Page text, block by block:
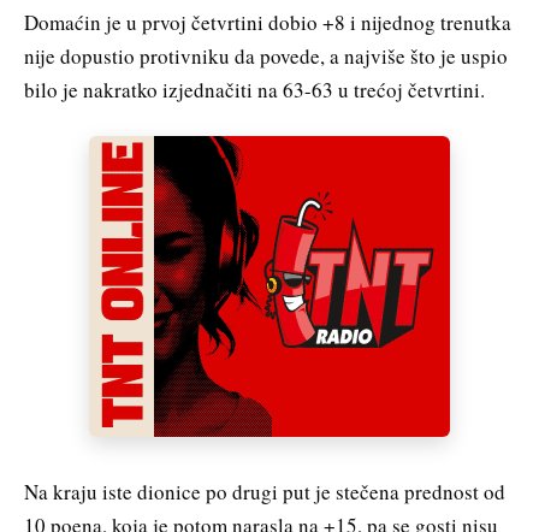
Domaćin je u prvoj četvrtini dobio +8 i nijednog trenutka
nije dopustio protivniku da povede, a najviše što je uspio
bilo je nakratko izjednačiti na 63-63 u trećoj četvrtini.
Na kraju iste dionice po drugi put je stečena prednost od
10 poena, koja je potom narasla na +15, pa se gosti nisu